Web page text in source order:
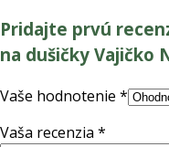
Pridajte prvú
na dušičky Vajičko
Vaše hodnotenie *
Vaša recenzia *